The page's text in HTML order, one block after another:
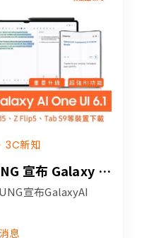
3C新知
宣布 Galaxy AI
S23 系列 / Z
5 / Tab S9 等裝
宣布GalaxyAI
息